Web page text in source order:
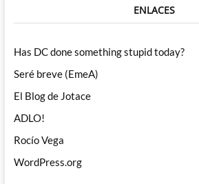
ENLACES
Has DC done something stupid today?
Seré breve (EmeA)
El Blog de Jotace
ADLO!
Rocío Vega
WordPress.org